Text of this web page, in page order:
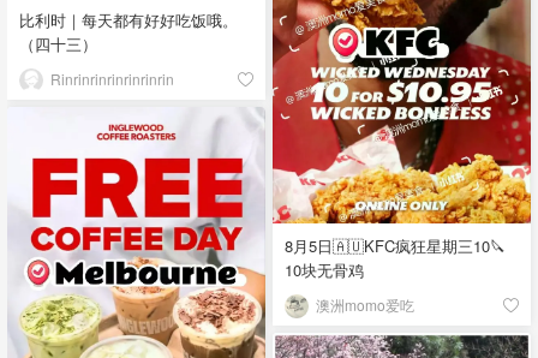
比利时｜每天都有好好吃饭哦。
（四十三）
Rinrinrinrinrinrinrin
8月5日🇦🇺KFC疯狂星期三10🔪
10块无骨鸡
澳洲momo爱吃